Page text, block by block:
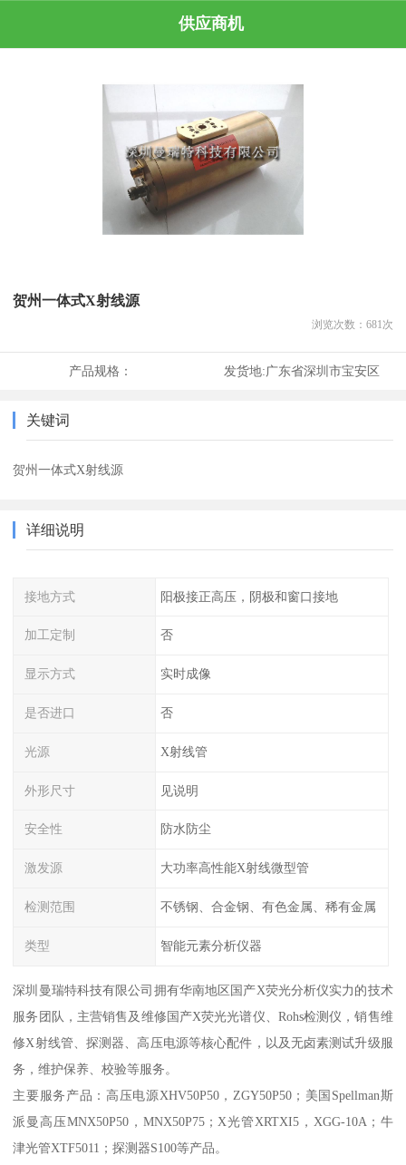
供应商机
贺州一体式X射线源
浏览次数： 681 次
产品规格： 发货地:广东省深圳市宝安区
关键词
贺州一体式X射线源
详细说明
接地方式 阳极接正高压，阴极和窗口接地
加工定制 否
显示方式 实时成像
是否进口 否
光源 X射线管
外形尺寸 见说明
安全性 防水防尘
激发源 大功率高性能X射线微型管
检测范围 不锈钢、合金钢、有色金属、稀有金属
类型 智能元素分析仪器
深圳曼瑞特科技有限公司拥有华南地区国产X荧光分析仪实力的技术
服务团队，主营销售及维修国产X荧光光谱仪、Rohs检测仪，销售维
修X射线管、探测器、高压电源等核心配件，以及无卤素测试升级服
务，维护保养、校验等服务。
主要服务产品：高压电源XHV50P50，ZGY50P50；美国Spellman斯
派曼高压MNX50P50，MNX50P75；X光管XRTXI5，XGG-10A；牛
津光管XTF5011；探测器S100等产品。